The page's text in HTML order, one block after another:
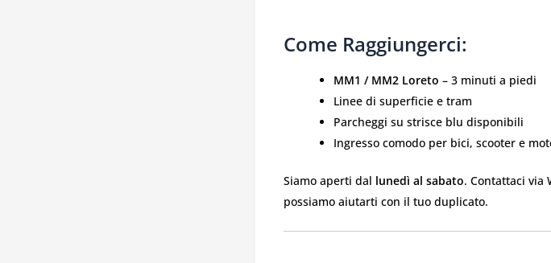
Come Raggiungerci:
MM1 / MM2 Loreto – 3 minuti a piedi
Linee di superficie e tram
Parcheggi su strisce blu disponibili
Ingresso comodo per bici, scooter e
Siamo aperti dal lunedì al sabato. Contattaci via
possiamo aiutarti con il tuo duplicato.